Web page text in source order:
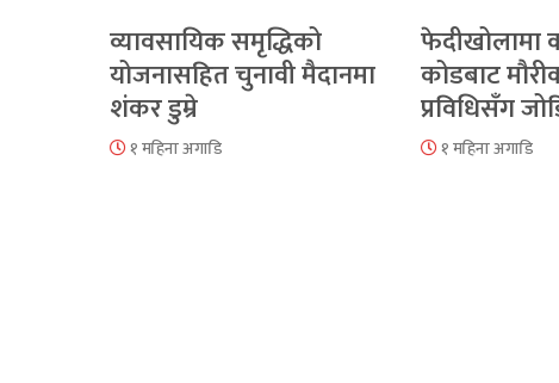
व्यावसायिक समृद्धिको
योजनासहित चुनावी मैदानमा
शंकर डुम्रे
१ महिना अगाडि
फेदीखोलामा
कोडबाट
प्रविधिसँग
१ महिना अगाडि